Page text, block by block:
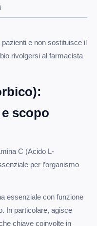
e non sostituisce il
rivolgersi al farmacista
scopo
C (Acido L-
per l’organismo
essenziale con funzione
In particolare, agisce
chiave coinvolte in